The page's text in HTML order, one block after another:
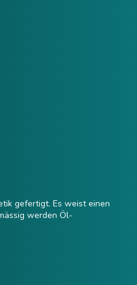
gefertigt. Es weist einen
werden Öl-